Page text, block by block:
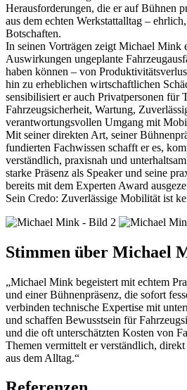
Herausforderungen, die er auf Bühnen
aus dem echten Werkstattalltag –
Botschaften.
In seinen Vorträgen zeigt Michael Mink
Auswirkungen ungeplante
haben können – von
hin zu erheblichen wirtschaftlichen
sensibilisiert er auch Privatpersonen für
Fahrzeugsicherheit, Wartung,
verantwortungsvollen Umgang mit
Mit seiner direkten Art, seiner
fundierten Fachwissen schafft er es,
verständlich, praxisnah und
starke Präsenz als Speaker und seine
bereits mit dem Experten Award
Sein Credo: Zuverlässige Mobilität ist
Stimmen über Michael
„Michael Mink begeistert mit echtem
und einer Bühnenpräsenz, die sofort
verbinden technische Expertise mit
und schaffen Bewusstsein für
und die oft unterschätzten Kosten von
Themen vermittelt er verständlich,
aus dem Alltag.“